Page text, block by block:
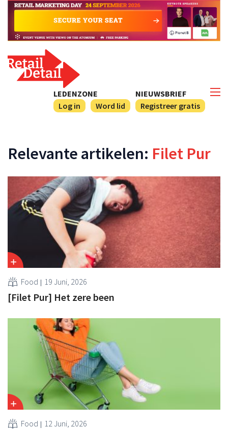
NIEUWSBRIEF
Registreer gratis
LEDENZONE
Log in
Word lid
Relevante artikelen: Filet Pur
Food 19 Juni, 2026
[Filet Pur] Het zere been
Food 12 Juni, 2026